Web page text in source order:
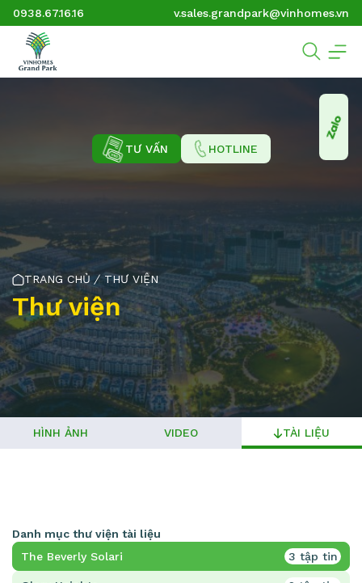
0938.67.16.16 v.sales.grandpark@vinhomes.vn
TRANG CHỦ THƯ VIỆN
Thư viện
HÌNH ẢNH VIDEO TÀI LIỆU
Danh mục thư viện tài liệu
The Beverly Solari
3 tập tin
TƯ VẤN HOTLINE